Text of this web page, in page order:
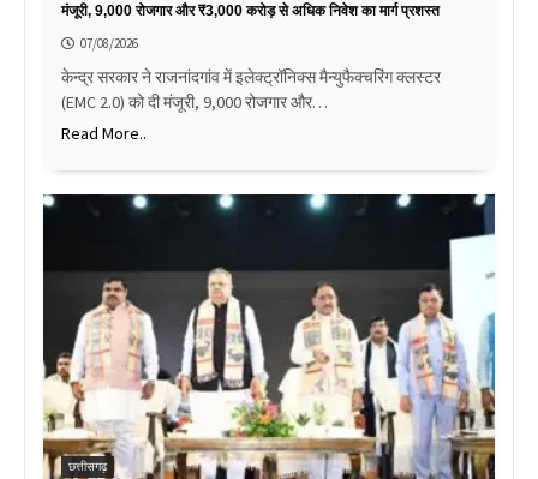
मंजूरी, 9,000 रोजगार और ₹3,000 करोड़ से अधिक निवेश का मार्ग प्रशस्त
07/08/2026
केन्द्र सरकार ने राजनांदगांव में इलेक्ट्रॉनिक्स मैन्युफैक्चरिंग क्लस्टर
(EMC 2.0) को दी मंजूरी, 9,000 रोजगार और…
Read More..
छत्तीसगढ़